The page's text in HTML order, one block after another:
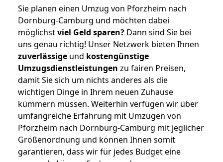
Sie planen einen Umzug von Pforzheim nach
Dornburg-Camburg und möchten dabei
möglichstviel Geld sparen? Dann sind Sie bei
uns genau richtig! Unser Netzwerk bieten Ihnen
zuverlässige und kostengünstige
Umzugsdienstleistungen zu fairen Preisen,
damit Sie sich um nichts anderes als die
wichtigen Dinge in Ihrem neuen Zuhause
kümmern müssen. Weiterhin verfügen wir über
umfangreiche Erfahrung mit Umzügen von
Pforzheim nach Dornburg-Camburg mit jeglicher
Größenordnung und können Ihnen somit
garantieren, dass wir für jedes Budget eine